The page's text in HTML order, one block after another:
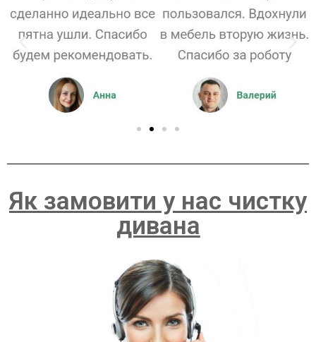
Як замовити у нас чистку
дивана